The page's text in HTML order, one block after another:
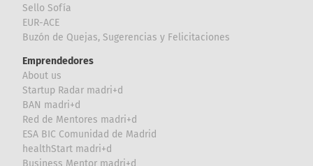
Sello Sofía
EUR-ACE
Buzón de Quejas, Sugerencias y Felicitaciones
Emprendedores
About us
Startup Radar madri+d
BAN madri+d
Red de Mentores madri+d
ESA BIC Comunidad de Madrid
healthStart madri+d
Business Mentor madri+d